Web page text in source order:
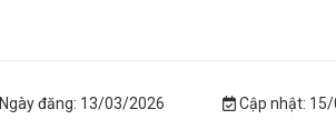
Ngày đăng: 13/03/2026 Cập nhật: